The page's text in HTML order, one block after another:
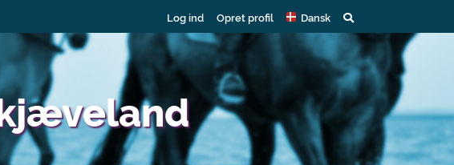
Log ind Opret profil Dansk